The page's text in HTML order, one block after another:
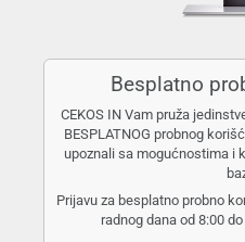
Besplatno
CEKOS IN Vam pruža
BESPLATNOG probnog
upoznali sa mogućnostima i
Prijavu za besplatno probno
radnog dana od 8:00